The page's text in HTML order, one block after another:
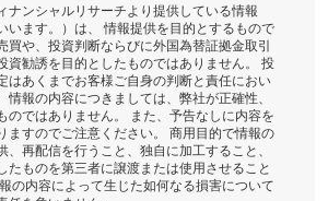
ナンシャルリサーチより提供している情報
います。）は、 情報提供を目的とするもので
買や、投資判断ならびに外国為替証拠金取引
資勧誘を目的としたものではありません。 投
はあくまでお客様ご自身の判断と責任におい
情報の内容につきましては、弊社が正確性、
のではありません。 また、予告なしに内容を
ますのでご注意ください。 商用目的で情報の
、再配信を行うこと、独自に加工すること、
たものを第三者に譲渡または使用させること
の内容によって生じた如何なる損害について